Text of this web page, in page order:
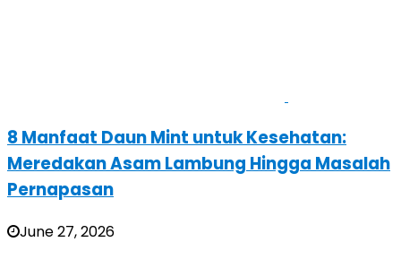
8 Manfaat Daun Mint untuk Kesehatan:
Meredakan Asam Lambung Hingga Masalah
Pernapasan
June 27, 2026